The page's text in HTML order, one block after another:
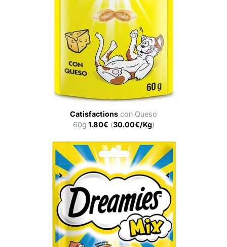
Catisfactions con Queso
60g 1.80€ (30.00€/Kg)